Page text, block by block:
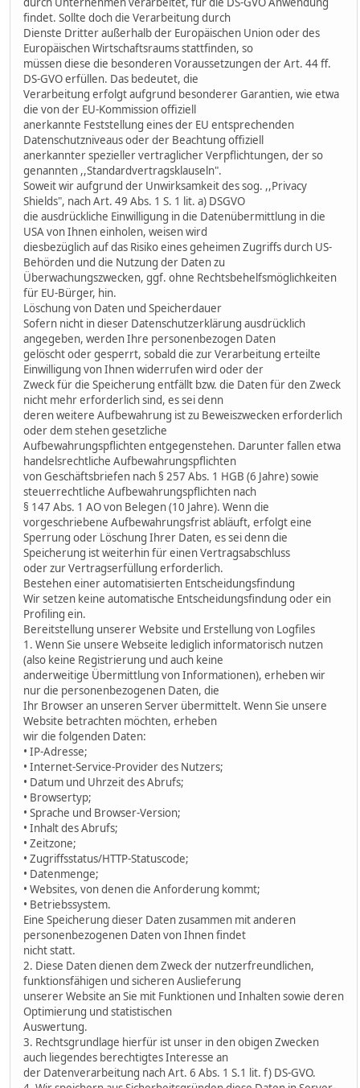
findet. Sollte doch die Verarbeitung durch
Dienste Dritter außerhalb der Europäischen Union oder des
Europäischen Wirtschaftsraums stattfinden, so
müssen diese die besonderen Voraussetzungen der Art. 44 ff.
DS-GVO erfüllen. Das bedeutet, die
Verarbeitung erfolgt aufgrund besonderer Garantien, wie etwa
die von der EU-Kommission offiziell
anerkannte Feststellung eines der EU entsprechenden
Datenschutzniveaus oder der Beachtung offiziell
anerkannter spezieller vertraglicher Verpflichtungen, der so
genannten ,,Standardvertragsklauseln".
Soweit wir aufgrund der Unwirksamkeit des sog. ,,Privacy
Shields", nach Art. 49 Abs. 1 S. 1 lit. a) DSGVO
die ausdrückliche Einwilligung in die Datenübermittlung in die
USA von Ihnen einholen, weisen wird
diesbezüglich auf das Risiko eines geheimen Zugriffs durch US-
Behörden und die Nutzung der Daten zu
Überwachungszwecken, ggf. ohne Rechtsbehelfsmöglichkeiten
für EU-Bürger, hin.
Löschung von Daten und Speicherdauer
Sofern nicht in dieser Datenschutzerklärung ausdrücklich
angegeben, werden Ihre personenbezogen Daten
gelöscht oder gesperrt, sobald die zur Verarbeitung erteilte
Einwilligung von Ihnen widerrufen wird oder der
Zweck für die Speicherung entfällt bzw. die Daten für den Zweck
nicht mehr erforderlich sind, es sei denn
deren weitere Aufbewahrung ist zu Beweiszwecken erforderlich
oder dem stehen gesetzliche
Aufbewahrungspflichten entgegenstehen. Darunter fallen etwa
handelsrechtliche Aufbewahrungspflichten
von Geschäftsbriefen nach § 257 Abs. 1 HGB (6 Jahre) sowie
steuerrechtliche Aufbewahrungspflichten nach
§ 147 Abs. 1 AO von Belegen (10 Jahre). Wenn die
vorgeschriebene Aufbewahrungsfrist abläuft, erfolgt eine
Sperrung oder Löschung Ihrer Daten, es sei denn die
Speicherung ist weiterhin für einen Vertragsabschluss
oder zur Vertragserfüllung erforderlich.
Bestehen einer automatisierten Entscheidungsfindung
Wir setzen keine automatische Entscheidungsfindung oder ein
Profiling ein.
Bereitstellung unserer Website und Erstellung von Logfiles
1. Wenn Sie unsere Webseite lediglich informatorisch nutzen
(also keine Registrierung und auch keine
anderweitige Übermittlung von Informationen), erheben wir
nur die personenbezogenen Daten, die
Ihr Browser an unseren Server übermittelt. Wenn Sie unsere
Website betrachten möchten, erheben
wir die folgenden Daten:
• IP-Adresse;
• Internet-Service-Provider des Nutzers;
• Datum und Uhrzeit des Abrufs;
• Browsertyp;
• Sprache und Browser-Version;
• Inhalt des Abrufs;
• Zeitzone;
• Zugriffsstatus/HTTP-Statuscode;
• Datenmenge;
• Websites, von denen die Anforderung kommt;
• Betriebssystem.
Eine Speicherung dieser Daten zusammen mit anderen
personenbezogenen Daten von Ihnen findet
nicht statt.
2. Diese Daten dienen dem Zweck der nutzerfreundlichen,
funktionsfähigen und sicheren Auslieferung
unserer Website an Sie mit Funktionen und Inhalten sowie deren
Optimierung und statistischen
Auswertung.
3. Rechtsgrundlage hierfür ist unser in den obigen Zwecken
auch liegendes berechtigtes Interesse an
der Datenverarbeitung nach Art. 6 Abs. 1 S.1 lit. f) DS-GVO.